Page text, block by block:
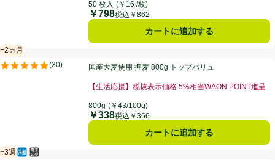
50 枚入 (￥16 /枚)
価格
￥798税込￥862
カートに追加する
国産大麦使用 押麦 800g トップバリュ
+2ヵ月
賞味・消費期限保証：2ヵ月
(30)
評価は30件のレビューで5点中4.9点。国産大麦使用 押麦 800g トップバリュ
【生活応援】税抜表示価格 5%相当WAON POINT進呈
800g (￥43/100g)
価格
￥338税込￥366
カートに追加する
+3週
賞味・消費期限保証：3週間
冷蔵食品
電子レンジ使用可